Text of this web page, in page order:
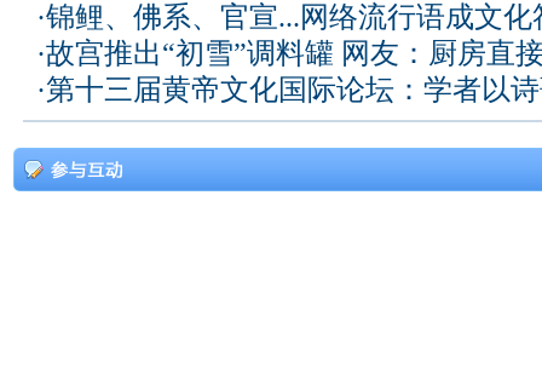
·锦鲤、佛系、官宣...网络流行语成文化
·故宫推出“初雪”调料罐 网友：厨房直
·第十三届黄帝文化国际论坛：学者以